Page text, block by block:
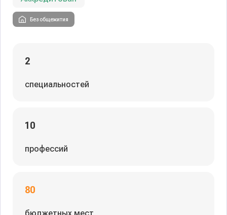
Без общежития
2
специальностей
10
профессий
80